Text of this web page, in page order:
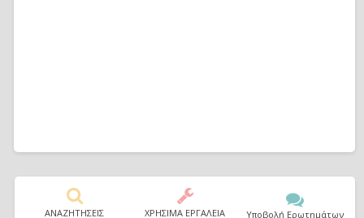
ΑΝΑΖΗΤΗΣΕΙΣ ΧΡΗΣΙΜΑ ΕΡΓΑΛΕΙΑ Υποβολή Ερωτημάτων